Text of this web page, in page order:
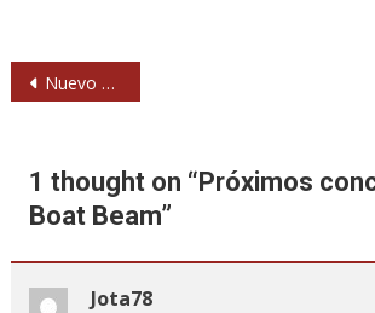
Navegación
Nuevo disco y gira de Ktulu
1 thought on “Próximos
Boat Beam”
Jota78